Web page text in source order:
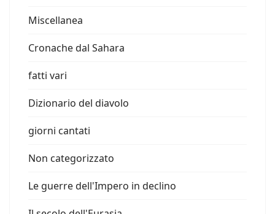
Miscellanea
Cronache dal Sahara
fatti vari
Dizionario del diavolo
giorni cantati
Non categorizzato
Le guerre dell'Impero in declino